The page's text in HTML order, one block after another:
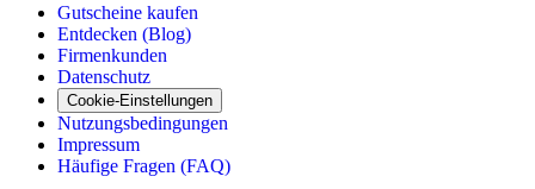
Gutscheine kaufen
Entdecken (Blog)
Firmenkunden
Datenschutz
Cookie-Einstellungen
Nutzungsbedingungen
Impressum
Häufige Fragen (FAQ)